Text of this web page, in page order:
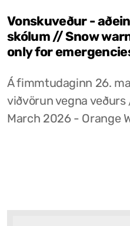
Vonskuveður -
skólum // Snow
only for
Á fimmtudaginn 26.
viðvörun vegna
March 2026 - Orange